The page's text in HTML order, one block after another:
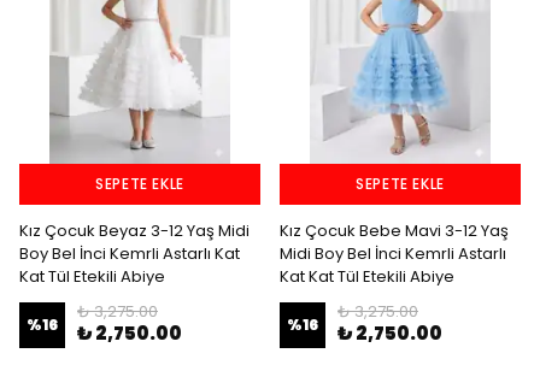
SEPETE EKLE
Kız Çocuk Beyaz 3-12 Yaş Midi
Boy Bel İnci Kemrli Astarlı Kat
Kat Tül Etekili Abiye
%16
₺ 3,275.00
₺ 2,750.00
SEPETE EKLE
Kız Çocuk Bebe Mavi 3-12 Yaş
Midi Boy Bel İnci Kemrli Astarlı
Kat Kat Tül Etekili Abiye
%16
₺ 3,275.00
₺ 2,750.00